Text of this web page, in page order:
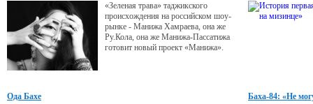
«Зеленая трава» таджикского
происхождения на российском шоу-
рынке - Манижа Хамраева, она же
Ру.Кола, она же Манижа-Пассатижа
готовит новый проект «Манижа».
Ода Бахе
Баха-84: «Не